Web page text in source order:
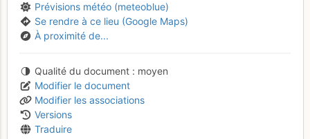
Prévisions météo (meteoblue)
Se rendre à ce lieu (Google Maps)
À proximité de...
Qualité du document
moyen
Modifier le document
Modifier les associations
Versions
Traduire